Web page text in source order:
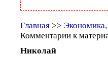
Главная >>
Комментарии к
Николай